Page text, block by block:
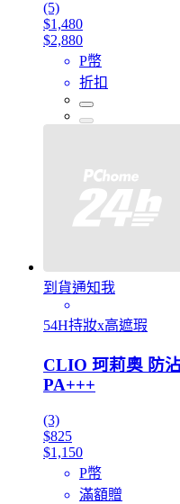
(5)
$1,480
$2,880
P幣
折扣
到貨通知我
54H持妝x高遮瑕
CLIO 珂莉奧 防
PA+++
(3)
$825
$1,150
P幣
滿額贈